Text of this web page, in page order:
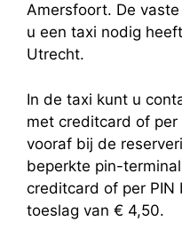
Amersfoort. De
u een taxi nodig
Utrecht.
In de taxi kunt u
met creditcard of
vooraf bij de
beperkte pin-
creditcard of per PIN
toeslag van € 4,50.